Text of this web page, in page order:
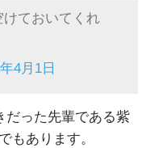
ておいてくれ
4月1日
だった先輩である紫
もあります。